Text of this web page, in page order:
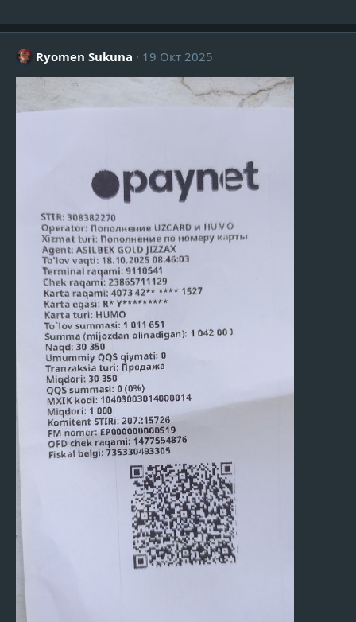
Ryomen Sukuna 19 Окт 2025